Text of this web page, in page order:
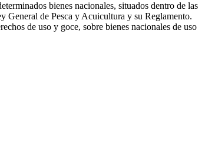
bienes nacionales, situados dentro de las
General de Pesca y Acuicultura y su Reglamento.
de uso y goce, sobre bienes nacionales de uso